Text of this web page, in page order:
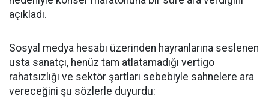
açıkladı.
Sosyal medya hesabı üzerinden hayranlarına seslenen
usta sanatçı, henüz tam atlatamadığı vertigo
rahatsızlığı ve sektör şartları sebebiyle sahnelere ara
vereceğini şu sözlerle duyurdu: